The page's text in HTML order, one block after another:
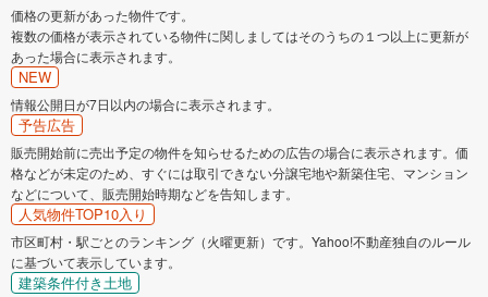
価格の更新があった物件です。
複数の価格が表示されている物件に関しましてはそのうちの１つ以上に更新が
あった場合に表示されます。
NEW
情報公開日が7日以内の場合に表示されます。
予告広告
販売開始前に売出予定の物件を知らせるための広告の場合に表示されます。価
格などが未定のため、すぐには取引できない分譲宅地や新築住宅、マンション
などについて、販売開始時期などを告知します。
人気物件TOP10入り
市区町村・駅ごとのランキング（火曜更新）です。Yahoo!不動産独自のルール
に基づいて表示しています。
建築条件付き土地